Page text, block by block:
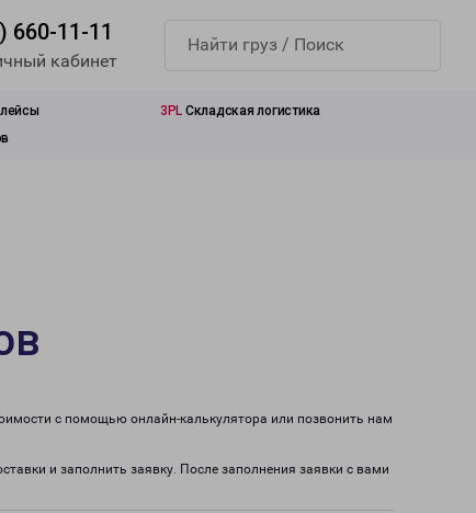
660-11-11
кабинет
3PL Складская логистика
с помощью онлайн-калькулятора или позвонить нам
и заполнить заявку. После заполнения заявки с вами